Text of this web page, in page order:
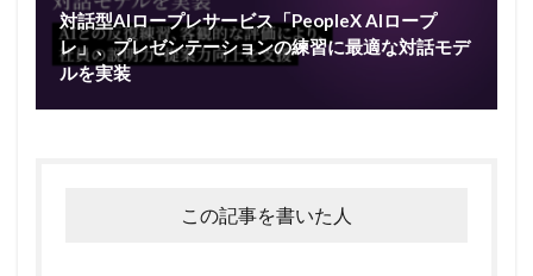
対話型AIロープレサービス「PeopleX AIロープ
レ」、プレゼンテーションの練習に最適な対話モデ
ルを実装
この記事を書いた人